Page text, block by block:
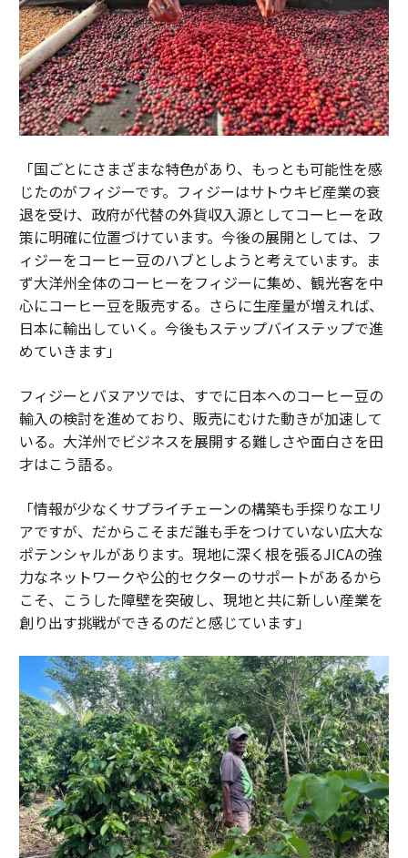
「国ごとにさまざまな特色があり、もっとも可能性を感
じたのがフィジーです。フィジーはサトウキビ産業の衰
退を受け、政府が代替の外貨収入源としてコーヒーを政
策に明確に位置づけています。今後の展開としては、フ
ィジーをコーヒー豆のハブとしようと考えています。ま
ず大洋州全体のコーヒーをフィジーに集め、観光客を中
心にコーヒー豆を販売する。さらに生産量が増えれば、
日本に輸出していく。今後もステップバイステップで進
めていきます」
フィジーとバヌアツでは、すでに日本へのコーヒー豆の
輸入の検討を進めており、販売にむけた動きが加速して
いる。大洋州でビジネスを展開する難しさや面白さを田
才はこう語る。
「情報が少なくサプライチェーンの構築も手探りなエリ
アですが、だからこそまだ誰も手をつけていない広大な
ポテンシャルがあります。現地に深く根を張るJICAの強
力なネットワークや公的セクターのサポートがあるから
こそ、こうした障壁を突破し、現地と共に新しい産業を
創り出す挑戦ができるのだと感じています」